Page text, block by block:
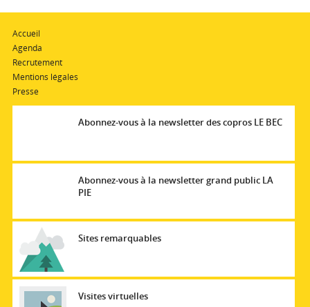
Accueil
Agenda
Recrutement
Mentions légales
Presse
Abonnez-vous à la newsletter des copros LE BEC
Abonnez-vous à la newsletter grand public LA
PIE
Sites remarquables
Visites virtuelles